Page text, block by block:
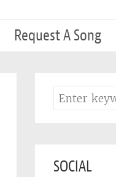
Request A Song
SOCIAL